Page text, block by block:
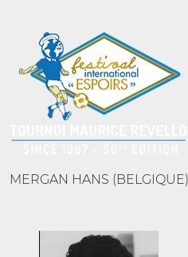
MERGAN HANS (BELGIQUE)